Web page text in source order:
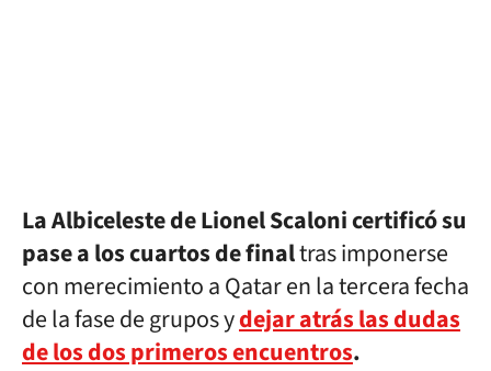
La Albiceleste de Lionel Scaloni certificó su
pase a los cuartos de finaltras imponerse
con merecimiento a Qatar en la tercera fecha
de la fase de grupos ydejar atrás las dudas
de los dos primeros encuentros.